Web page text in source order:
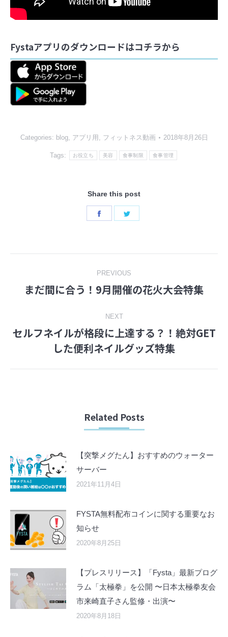
Fystaアプリのダウンロードはコチラから
Categories: blog, アプリ用 , フィットネス動画 2018年8月26日
Tags: お役立ち 美容 食事制限 食事管理
Share this post
Share
navigation
PREVIOUS
Previous
まだ間に合う！9月開催の花火大会特集
NEXT
Next
post:
セルフネイルが格段に上達する？！絶対GET
した便利ネイルグッズ特集
Related Posts
【突撃メグたん】おすすめのウォーター
サーバー
2021年11月4日
FYSTA無料配布コインに関する重要なお
知らせ
2020年8月25日
【プレスリリース】「Fysta」最新プログ
ラム「太極拳」を公開 〜日本太極拳友会
市来崎直子さん監修・出演〜
2020年8月18日